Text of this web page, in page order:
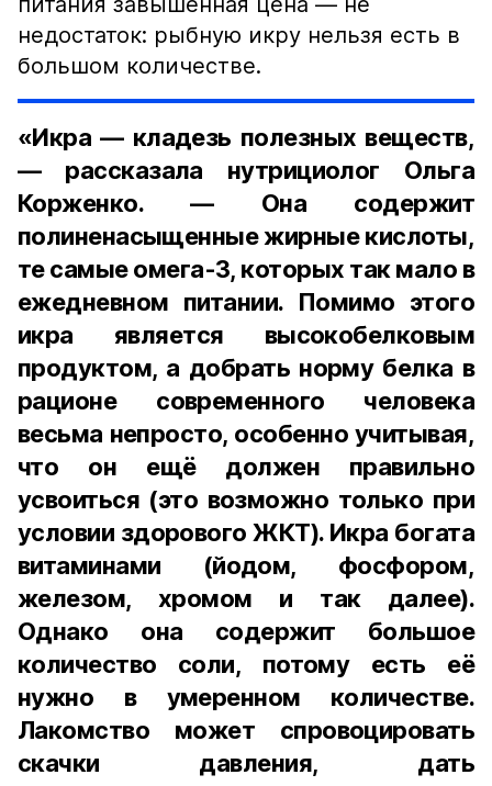
недостаток: рыбную икру нельзя есть в
большом количестве.
«Икра — кладезь полезных веществ,
— рассказала нутрициолог Ольга
Корженко. — Она содержит
полиненасыщенные жирные кислоты,
те самые омега-3, которых так мало в
ежедневном питании. Помимо этого
икра является высокобелковым
продуктом, а добрать норму белка в
рационе современного человека
весьма непросто, особенно учитывая,
что он ещё должен правильно
усвоиться (это возможно только при
условии здорового ЖКТ). Икра богата
витаминами (йодом, фосфором,
железом, хромом и так далее).
Однако она содержит большое
количество соли, потому есть её
нужно в умеренном количестве.
Лакомство может спровоцировать
скачки давления, дать